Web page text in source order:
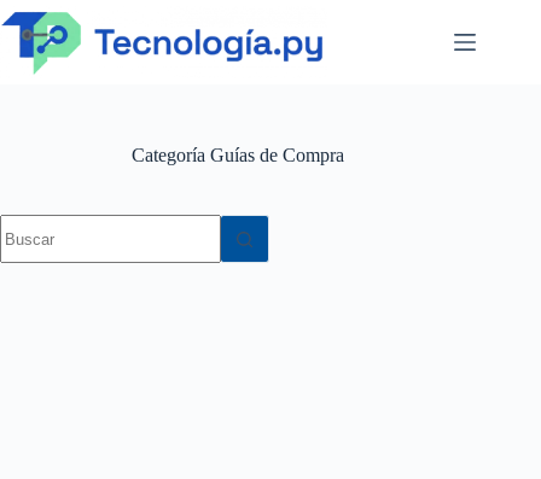
Saltar
al
contenido
Categoría Guías de Compra
resultados